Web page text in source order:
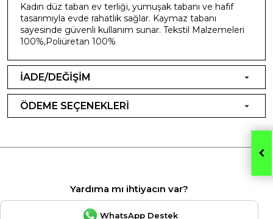
Kadın düz taban ev terliği, yumuşak tabanı ve hafif
tasarımıyla evde rahatlık sağlar. Kaymaz tabanı
sayesinde güvenli kullanım sunar. Tekstil Malzemeleri
100%,Poliüretan 100%
İADE/DEĞİŞİM
ÖDEME SEÇENEKLERİ
Yardıma mı ihtiyacın var?
WhatsApp Destek